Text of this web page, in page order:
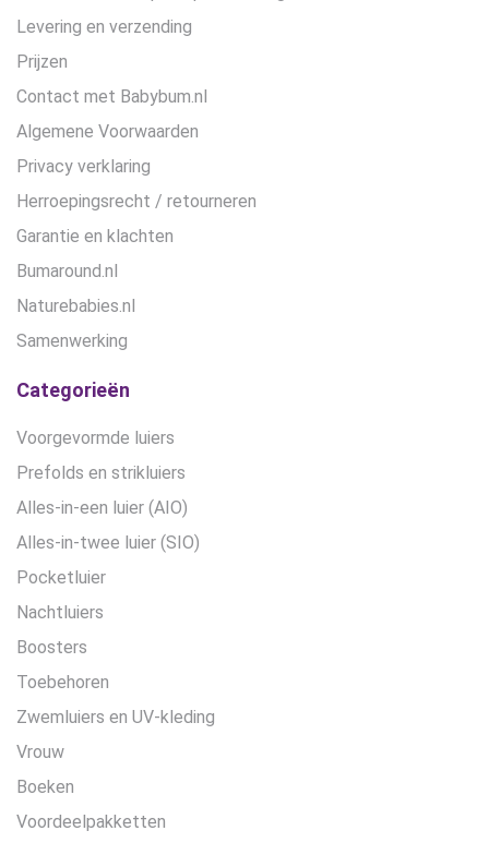
Levering en verzending
Prijzen
Contact met Babybum.nl
Algemene Voorwaarden
Privacy verklaring
Herroepingsrecht / retourneren
Garantie en klachten
Bumaround.nl
Naturebabies.nl
Samenwerking
Categorieën
Voorgevormde luiers
Prefolds en strikluiers
Alles-in-een luier (AIO)
Alles-in-twee luier (SIO)
Pocketluier
Nachtluiers
Boosters
Toebehoren
Zwemluiers en UV-kleding
Vrouw
Boeken
Voordeelpakketten